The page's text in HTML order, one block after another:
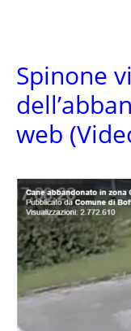
Spinone
web